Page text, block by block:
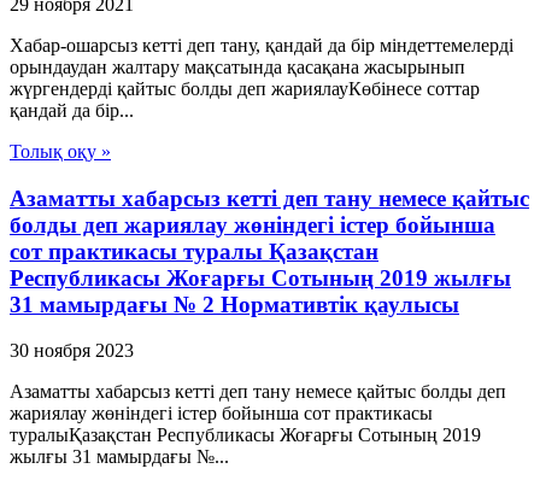
Хабар-ошарсыз кетті деп тану, қандай да бір міндеттемелерді
орындаудан жалтару мақсатында қасақана жасырынып
жүргендерді қайтыс болды деп жариялауКөбінесе соттар
қандай да бір...
Толық оқу »
Азаматты хабарсыз кетті деп тану немесе қайтыс
болды деп жариялау жөніндегі істер бойынша
сот практикасы туралы Қазақстан
Республикасы Жоғарғы Сотының 2019 жылғы
31 мамырдағы № 2 Нормативтік қаулысы
30 ноября 2023
Азаматты хабарсыз кетті деп тану немесе қайтыс болды деп
жариялау жөніндегі істер бойынша сот практикасы
туралыҚазақстан Республикасы Жоғарғы Сотының 2019
жылғы 31 мамырдағы №...